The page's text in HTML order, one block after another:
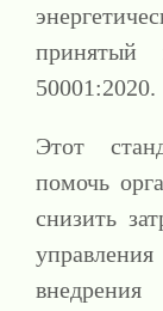
50001:2020.
Этот
помочь
снизить